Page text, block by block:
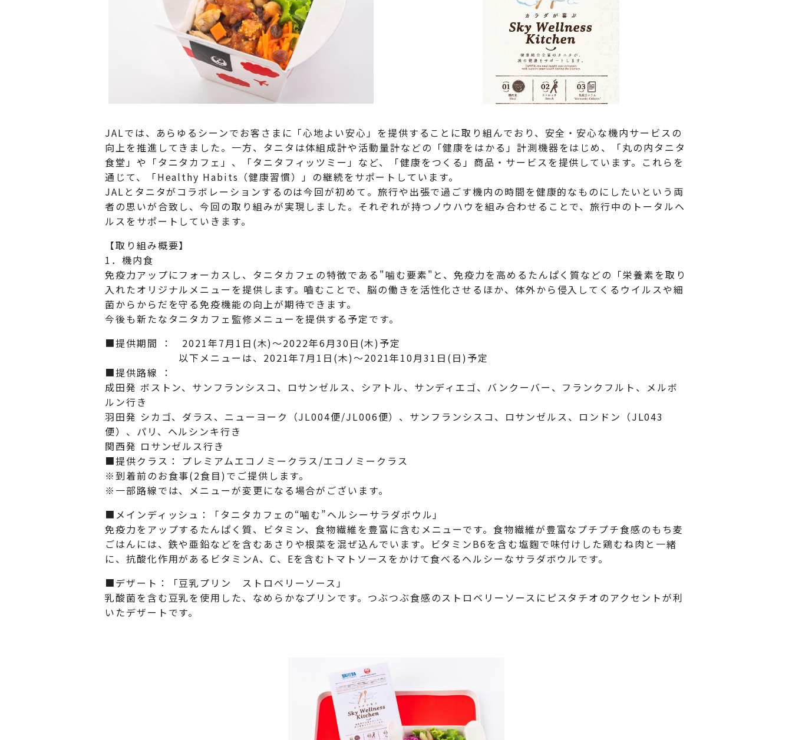
JALでは、あらゆるシーンでお客さまに「心地よい安心」を提供することに取り組んでおり、安全・安心な機内サービスの
向上を推進してきました。一方、タニタは体組成計や活動量計などの「健康をはかる」計測機器をはじめ、「丸の内タニタ
食堂」や「タニタカフェ」、「タニタフィッツミー」など、「健康をつくる」商品・サービスを提供しています。これらを
通じて、「Healthy Habits（健康習慣）」の継続をサポートしています。
JALとタニタがコラボレーションするのは今回が初めて。旅行や出張で過ごす機内の時間を健康的なものにしたいという両
者の思いが合致し、今回の取り組みが実現しました。それぞれが持つノウハウを組み合わせることで、旅行中のトータルヘ
ルスをサポートしていきます。
【取り組み概要】
1．機内食
免疫力アップにフォーカスし、タニタカフェの特徴である"噛む要素"と、免疫力を高めるたんぱく質などの「栄養素を取り
入れたオリジナルメニューを提供します。嚙むことで、脳の働きを活性化させるほか、体外から侵入してくるウイルスや細
菌からからだを守る免疫機能の向上が期待できます。
今後も新たなタニタカフェ監修メニューを提供する予定です。
■提供期間 ： 2021年7月1日(木)～2022年6月30日(木)予定
以下メニューは、2021年7月1日(木)～2021年10月31日(日)予定
■提供路線 ：
成田発 ボストン、サンフランシスコ、ロサンゼルス、シアトル、サンディエゴ、バンクーバー、フランクフルト、メルボ
ルン行き
羽田発 シカゴ、ダラス、ニューヨーク（JL004便/JL006便）、サンフランシスコ、ロサンゼルス、ロンドン（JL043
便）、パリ、ヘルシンキ行き
関西発 ロサンゼルス行き
■提供クラス： プレミアムエコノミークラス/エコノミークラス
※到着前のお食事(2食目)でご提供します。
※一部路線では、メニューが変更になる場合がございます。
■メインディッシュ：「タニタカフェの“噛む”ヘルシーサラダボウル」
免疫力をアップするたんぱく質、ビタミン、食物繊維を豊富に含むメニューです。食物繊維が豊富なプチプチ食感のもち麦
ごはんには、鉄や亜鉛などを含むあさりや根菜を混ぜ込んでいます。ビタミンB6を含む塩麴で味付けした鶏むね肉と一緒
に、抗酸化作用があるビタミンA、C、Eを含むトマトソースをかけて食べるヘルシーなサラダボウルです。
■デザート：「豆乳プリン ストロベリーソース」
乳酸菌を含む豆乳を使用した、なめらかなプリンです。つぶつぶ食感のストロベリーソースにピスタチオのアクセントが利
いたデザートです。